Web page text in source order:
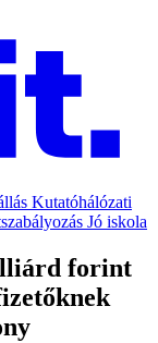
Kutatóhálózati
Jó iskola
forint